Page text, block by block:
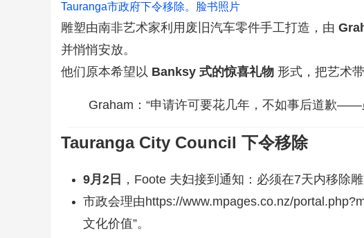
Tauranga市政府下令移除。脸书照片
雕塑由南非艺术家利用废旧汽车零件手工打造，由
并悄悄安放。
他们原本希望以 Banksy 式的惊喜礼物 形式，把艺术带
Graham：“申请许可要花几年，不如事后道歉——
Tauranga City Council 下令移除
9月2日 ，Foote 夫妇接到通知：必须在7天内移除雕
市政会理由https://www.mpages.co.nz/
文化价值”。